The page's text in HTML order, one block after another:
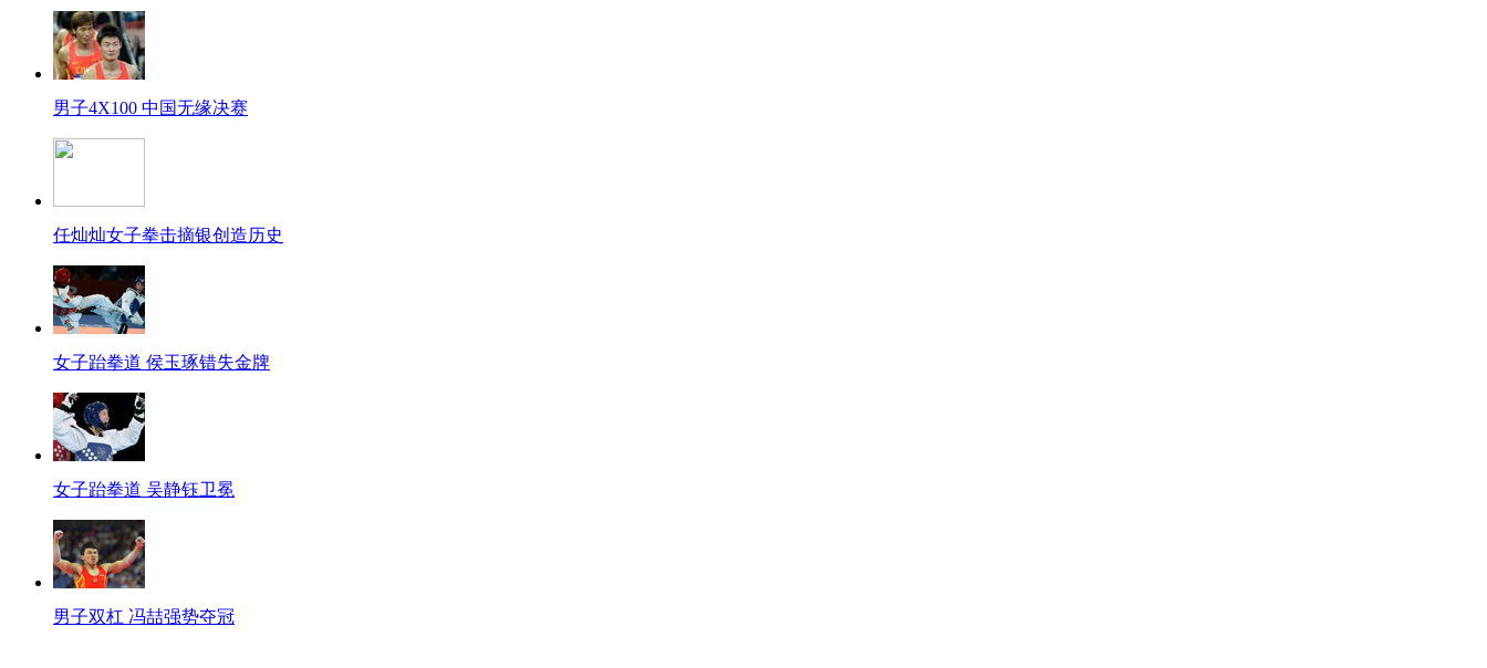
男子4X100 中国无缘决赛
任灿灿女子拳击摘银创造历史
女子跆拳道 侯玉琢错失金牌
女子跆拳道 吴静钰卫冕
男子双杠 冯喆强势夺冠